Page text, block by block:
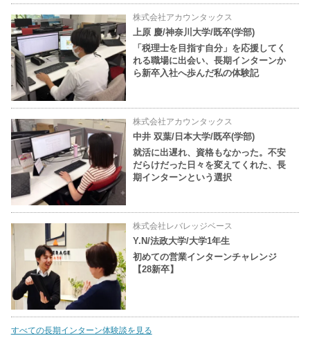
株式会社アカウンタックス
上原 慶/神奈川大学/既卒(学部)
「税理士を目指す自分」を応援してく
れる職場に出会い、長期インターンか
ら新卒入社へ歩んだ私の体験記
株式会社アカウンタックス
中井 双葉/日本大学/既卒(学部)
就活に出遅れ、資格もなかった。不安
だらけだった日々を変えてくれた、長
期インターンという選択
株式会社レバレッジベース
Y.N/法政大学/大学1年生
初めての営業インターンチャレンジ
【28新卒】
すべての長期インターン体験談を見る